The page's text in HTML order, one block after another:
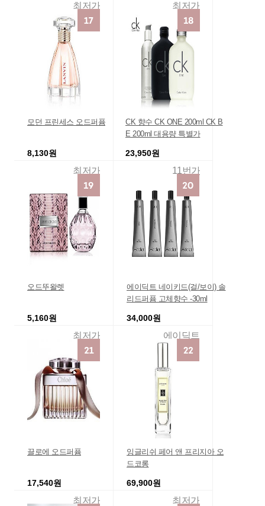
최저가 최저가
모던 프린세스 오드퍼퓸
8,130원
최저가
CK 향수 CK ONE 200ml CK B
E 200ml 대용량 특별가
23,950원
11번가
오드뚜왈렛
5,160원
최저가
에이딕트 네이키드(걸/보이) 솔
리드퍼퓸 고체향수 -30ml
34,000원
에이딕트
끌로에 오드퍼퓸
17,540원
최저가
잉글리쉬 페어 앤 프리지아 오
드코롱
69,900원
최저가